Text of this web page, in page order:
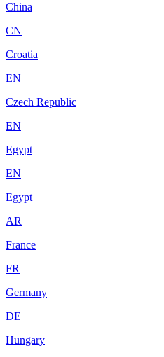
China
CN
Croatia
EN
Czech Republic
EN
Egypt
EN
Egypt
AR
France
FR
Germany
DE
Hungary